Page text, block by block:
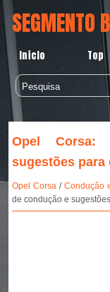
SEGMENTO B
Início Top
Opel Corsa:
sugestões para
Opel Corsa/ Condução
de condução e